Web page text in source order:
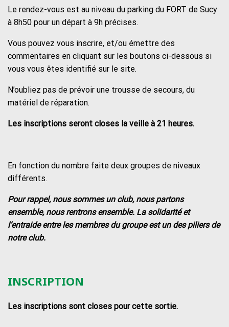
Le rendez-vous est au niveau du parking du FORT de Sucy
à 8h50 pour un départ à 9h précises.
Vous pouvez vous inscrire, et/ou émettre des
commentaires en cliquant sur les boutons ci-dessous si
vous vous êtes identifié sur le site.
N’oubliez pas de prévoir une trousse de secours, du
matériel de réparation.
Les inscriptions seront closes la veille à 21 heures.
En fonction du nombre faite deux groupes de niveaux
différents.
Pour rappel, nous sommes un club, nous partons
ensemble, nous rentrons ensemble. La solidarité et
l’entraide entre les membres du groupe est un des piliers de
notre club.
INSCRIPTION
Les inscriptions sont closes pour cette sortie.